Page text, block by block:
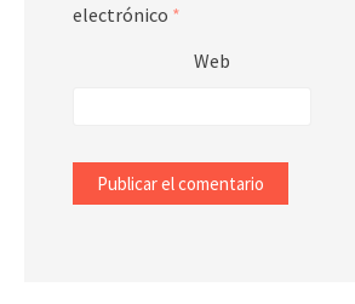
electrónico *
Web